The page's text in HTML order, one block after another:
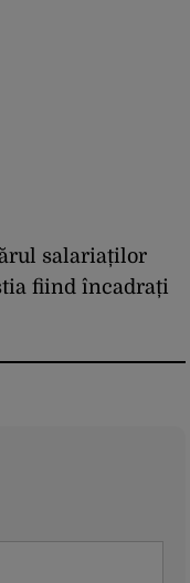
salariaților
fiind încadrați